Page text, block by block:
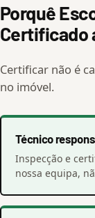
Porquê
Certificado
Certificar não é
no imóvel.
Técnico
Inspecção e
nossa equipa,